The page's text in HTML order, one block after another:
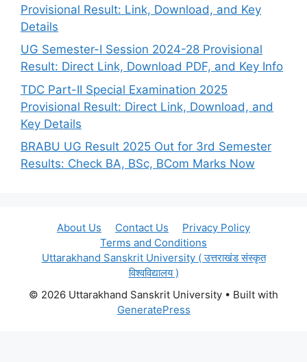
Provisional Result: Link, Download, and Key
Details
UG Semester-I Session 2024-28 Provisional
Result: Direct Link, Download PDF, and Key Info
TDC Part-II Special Examination 2025
Provisional Result: Direct Link, Download, and
Key Details
BRABU UG Result 2025 Out for 3rd Semester
Results: Check BA, BSc, BCom Marks Now
About Us Contact Us
Privacy Policy
Terms and Conditions
Uttarakhand Sanskrit University ( उत्तराखंड संस्कृत
विश्वविद्यालय )
© 2026 Uttarakhand Sanskrit University • Built with
GeneratePress